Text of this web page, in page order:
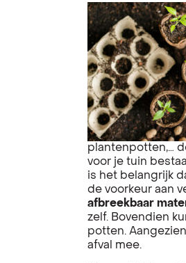
plantenpotten,…
voor je tuin
is het belangrijk
de voorkeur aan
afbreekbaar
zelf. Bovendien
potten.
afval mee.